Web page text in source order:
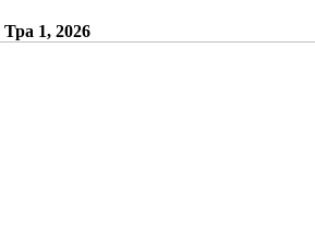
Тра 1, 2026